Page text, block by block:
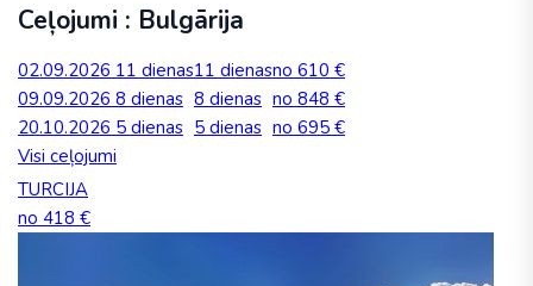
Ceļojumi : Bulgārija
02.09.2026 11 dienas11 dienasno 610 €
09.09.2026 8 dienas 8 dienas no 848 €
20.10.2026 5 dienas 5 dienas no 695 €
Visi ceļojumi
TURCIJA
no 418 €